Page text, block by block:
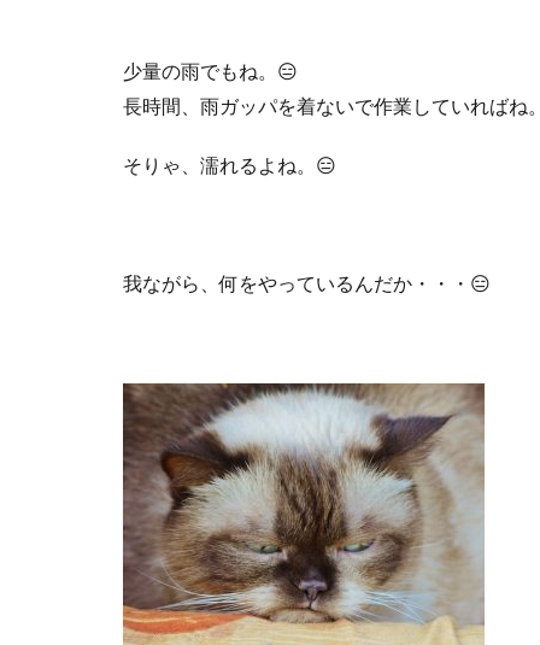
少量の雨でもね。 😑
長時間、雨ガッパを着ないで作業していればね
そりゃ、濡れるよね。 😑
我ながら、何をやっているんだか・・・ 😑